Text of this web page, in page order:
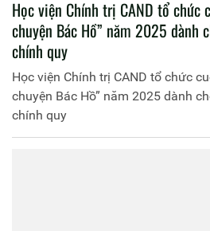
Học viện Chính trị CAND tổ chức
chuyện Bác Hồ” năm 2025 dành
chính quy
Học viện Chính trị CAND tổ chức
chuyện Bác Hồ” năm 2025 dành
chính quy